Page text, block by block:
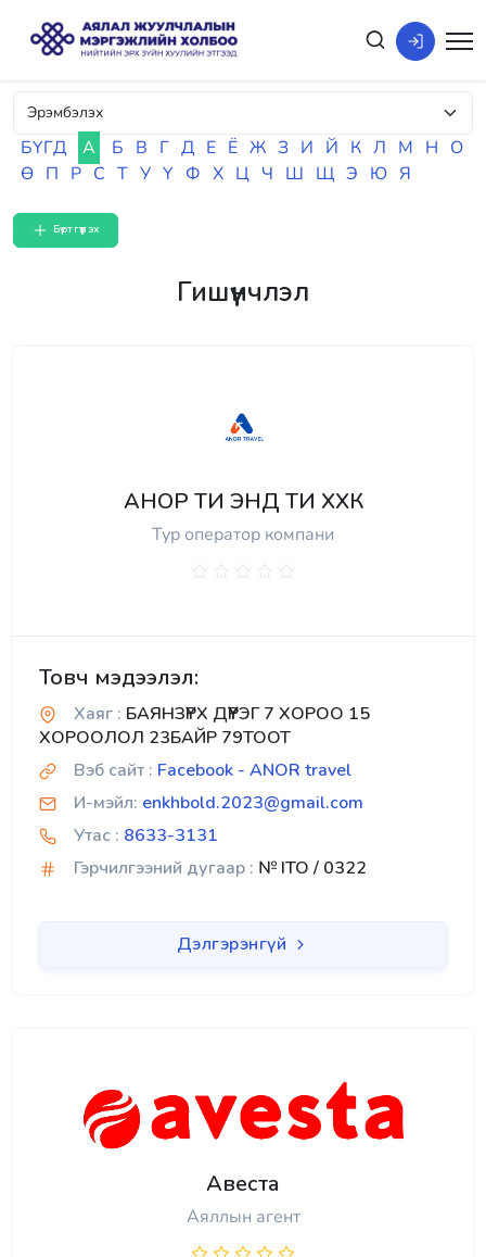
БҮГД А Б В Г Д Е Ё Ж З И Й К Л М Н О
Ө П Р С Т У Ү Ф Х Ц Ч Ш Щ Э Ю Я
Бүртгүүлэх
Гишүүнчлэл
АНОР ТИ ЭНД ТИ ХХК
Тур оператор компани
Товч мэдээлэл:
Хаяг : БАЯНЗҮРХ ДҮҮРЭГ 7 ХОРОО 15
ХОРООЛОЛ 23БАЙР 79ТООТ
Вэб сайт : Facebook - ANOR travel
И-мэйл: enkhbold.2023@gmail.com
Утас : 8633-3131
Гэрчилгээний дугаар : № ITO / 0322
Дэлгэрэнгүй
Авеста
Аяллын агент